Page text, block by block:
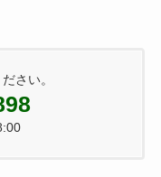
さい。